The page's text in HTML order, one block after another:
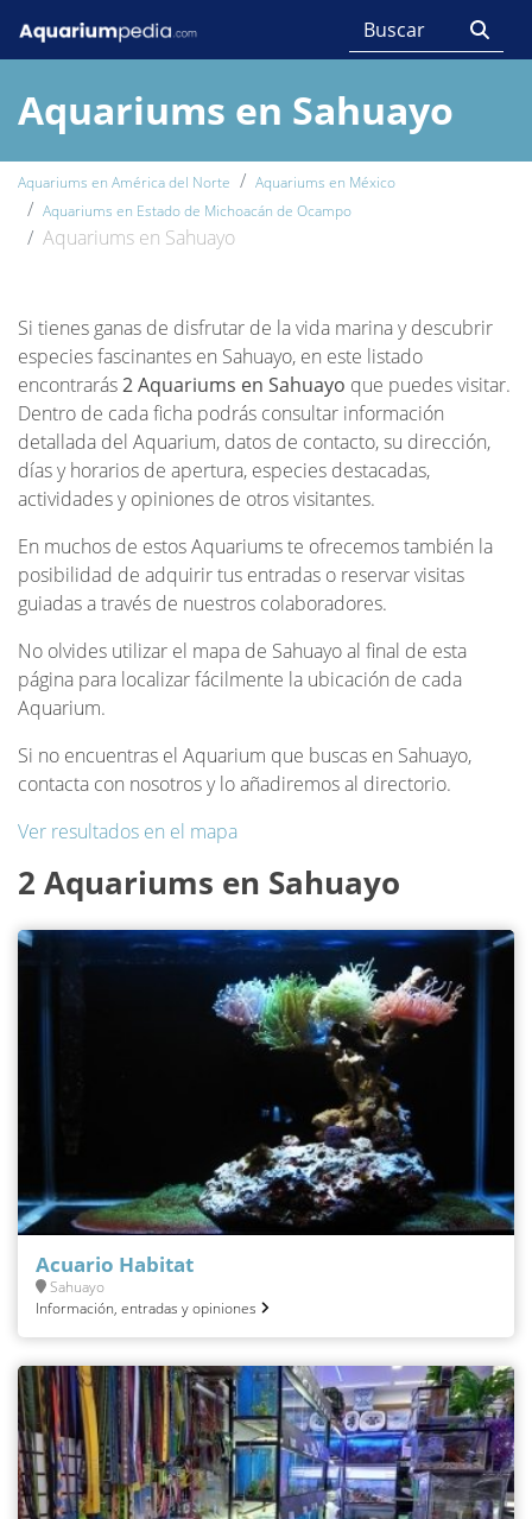
Aquariums en Sahuayo
Aquariums en América del Norte
Aquariums en México
Aquariums en Estado de Michoacán de Ocampo
Aquariums en Sahuayo
Si tienes ganas de disfrutar de la vida marina y descubrir
especies fascinantes en Sahuayo, en este listado
encontrarás2 Aquariums en Sahuayo que puedes visitar.
Dentro de cada ficha podrás consultar información
detallada del Aquarium, datos de contacto, su dirección,
días y horarios de apertura, especies destacadas,
actividades y opiniones de otros visitantes.
En muchos de estos Aquariums te ofrecemos también la
posibilidad de adquirir tus entradas o reservar visitas
guiadas a través de nuestros colaboradores.
No olvides utilizar el mapa de Sahuayo al final de esta
página para localizar fácilmente la ubicación de cada
Aquarium.
Si no encuentras el Aquarium que buscas en Sahuayo,
contacta con nosotros y lo añadiremos al directorio.
Ver resultados en el mapa
2 Aquariums en Sahuayo
Acuario Habitat
Sahuayo
Información, entradas y opiniones